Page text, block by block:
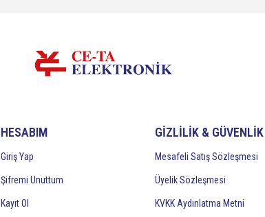
HESABIM
Giriş Yap
Şifremi Unuttum
Kayıt Ol
GİZLİLİK & GÜVENLİK
Mesafeli Satış Sözleşmesi
Üyelik Sözleşmesi
KVKK Aydınlatma Metni